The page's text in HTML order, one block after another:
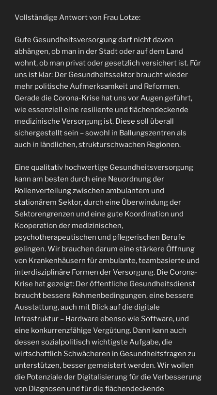
Vollständige Antwort von Frau Lotze:
Gute Gesundheitsversorgung darf nicht davon
abhängen, ob man in der Stadt oder auf dem Land
wohnt, ob man privat oder gesetzlich versichert ist. Für
uns ist klar: Der Gesundheitssektor braucht wieder
mehr politische Aufmerksamkeit und Reformen.
Gerade die Corona-Krise hat uns vor Augen geführt,
wie essenziell eine resiliente und flächendeckende
medizinische Versorgung ist. Diese soll überall
sichergestellt sein – sowohl in Ballungszentren als
auch in ländlichen, strukturschwachen Regionen.
Eine qualitativ hochwertige Gesundheitsversorgung
kann am besten durch eine Neuordnung der
Rollenverteilung zwischen ambulantem und
stationärem Sektor, durch eine Überwindung der
Sektorengrenzen und eine gute Koordination und
Kooperation der medizinischen,
psychotherapeutischen und pflegerischen Berufe
gelingen. Wir brauchen darum eine stärkere Öffnung
von Krankenhäusern für ambulante, teambasierte und
interdisziplinäre Formen der Versorgung. Die Corona-
Krise hat gezeigt: Der öffentliche Gesundheitsdienst
braucht bessere Rahmenbedingungen, eine bessere
Ausstattung, auch mit Blick auf die digitale
Infrastruktur – Hardware ebenso wie Software, und
eine konkurrenzfähige Vergütung. Dann kann auch
dessen sozialpolitisch wichtigste Aufgabe, die
wirtschaftlich Schwächeren in Gesundheitsfragen zu
unterstützen, besser gemeistert werden. Wir wollen
die Potenziale der Digitalisierung für die Verbesserung
von Diagnosen und für die flächendeckende